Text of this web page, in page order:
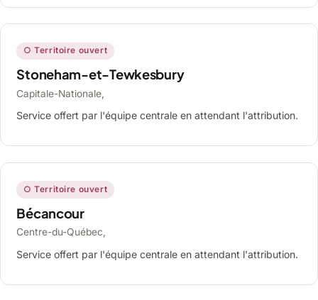
○ Territoire ouvert
Stoneham-et-Tewkesbury
Capitale-Nationale,
Service offert par l'équipe centrale en attendant l'attribution.
○ Territoire ouvert
Bécancour
Centre-du-Québec,
Service offert par l'équipe centrale en attendant l'attribution.